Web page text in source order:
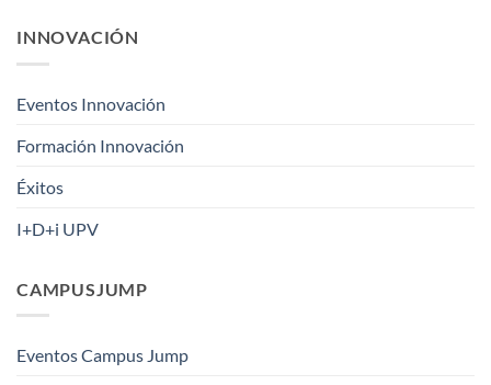
INNOVACIÓN
Eventos Innovación
Formación Innovación
Éxitos
I+D+i UPV
CAMPUSJUMP
Eventos Campus Jump